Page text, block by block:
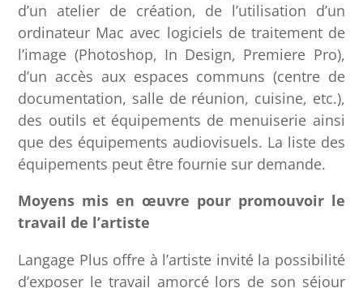
d’un atelier de création, de l’utilisation d’un
ordinateur Mac avec logiciels de traitement de
l’image (Photoshop, In Design, Premiere Pro),
d’un accès aux espaces communs (centre de
documentation, salle de réunion, cuisine, etc.),
des outils et équipements de menuiserie ainsi
que des équipements audiovisuels. La liste des
équipements peut être fournie sur demande.
Moyens mis en œuvre pour promouvoir le
travail de l’artiste
Langage Plus offre à l’artiste invité la possibilité
d’exposer le travail amorcé lors de son séjour